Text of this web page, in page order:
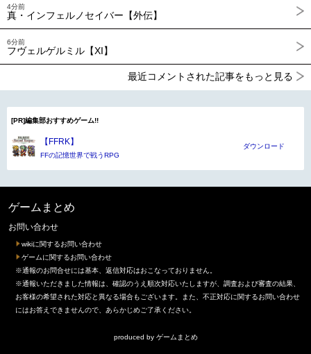
4分前
真・インフェルノセイバー【外伝】
6分前
フヴェルゲルミル【XI】
最近コメントされた記事をもっと見る
[PR]編集部おすすめゲーム!!
【FFRK】
FFの記憶世界で戦うRPG
ダウンロード
ゲームまとめ
お問い合わせ
wikiに関するお問い合わせ
ゲームに関するお問い合わせ
※通報のお問合せには基本、返信対応はおこなっておりません。
※通報いただきました情報は、確認のうえ順次対応いたしますが、調査および審査の結果、
お客様の希望された対応と異なる場合もございます。また、不正対応に関するお問い合わせ
にはお答えできませんので、あらかじめご了承ください。
produced by ゲームまとめ